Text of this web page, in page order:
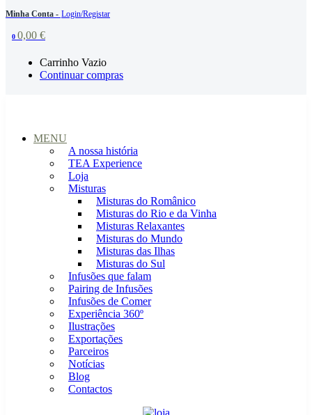
Minha Conta - Login/Registar
0 0,00 €
Carrinho Vazio
Continuar compras
MENU
A nossa história
TEA Experience
Loja
Misturas
Misturas do Românico
Misturas do Rio e da Vinha
Misturas Relaxantes
Misturas do Mundo
Misturas das Ilhas
Misturas do Sul
Infusões que falam
Pairing de Infusões
Infusões de Comer
Experiência 360º
Ilustrações
Exportações
Parceiros
Notícias
Blog
Contactos